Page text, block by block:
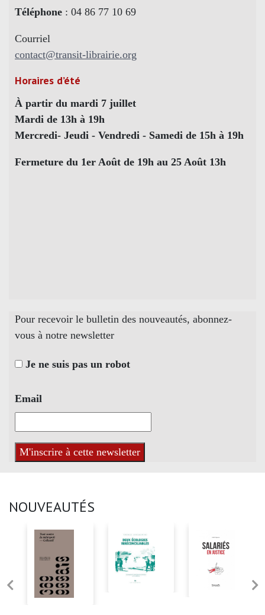
Téléphone : 04 86 77 10 69
Courriel
contact@transit-librairie.org
Horaires d’été
À partir du mardi 7 juillet
Mardi de 13h à 19h
Mercredi- Jeudi - Vendredi - Samedi de 15h à 19h
Fermeture du 1er Août de 19h au 25 Août 13h
Pour recevoir le bulletin des nouveautés, abonnez-
vous à notre newsletter
Je ne suis pas un robot
Email
NOUVEAUTÉS